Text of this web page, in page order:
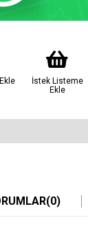
İstek Listeme
Ekle
(0)